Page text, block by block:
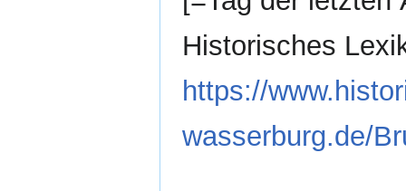
Historisches
https://
wasserburg.de/